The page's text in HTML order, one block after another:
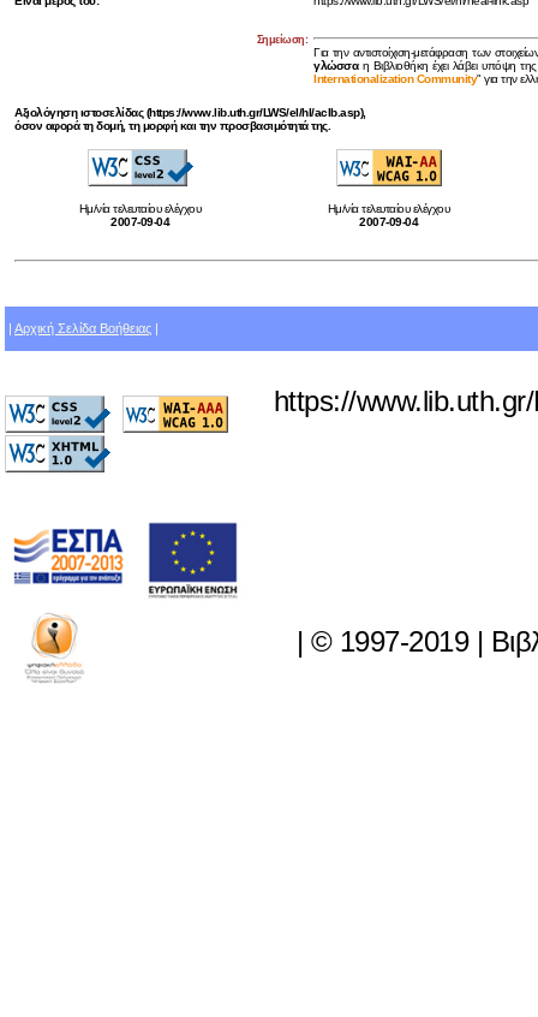
Σημείωση:
Για την αντιστοίχιση-μετάφραση των
γλώσσαη Βιβλιοθήκη έχει λάβει υπόψη
Internationalization Community" για την
Αξιολόγηση ιστοσελίδας (https://www.lib.uth.gr/LWS/el/hl/aclb.asp),
όσον αφορά τη δομή, τη μορφή και την προσβασιμότητά της.
Ημ/νία τελευταίου ελέγχου
2007-09-04
Ημ/νία τελευταίου ελέγχου
2007-09-04
| Αρχική Σελίδα Βοήθειας |
https://
| © 1997-2019|